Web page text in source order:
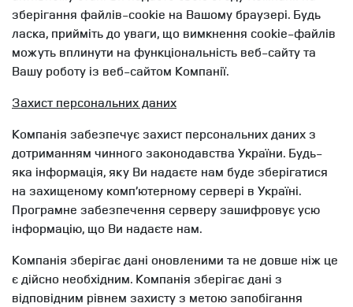
зберігання файлів-cookie на Вашому браузері. Будь
ласка, прийміть до уваги, що вимкнення cookie-файлів
можуть вплинути на функціональність веб-сайту та
Вашу роботу із веб-сайтом Компанії.
Захист персональних даних
Компанія забезпечує захист персональних даних з
дотриманням чинного законодавства України. Будь-
яка інформація, яку Ви надаєте нам буде зберігатися
на захищеному комп’ютерному сервері в Україні.
Програмне забезпечення серверу зашифровує усю
інформацію, що Ви надаєте нам.
Компанія зберігає дані оновленими та не довше ніж це
є дійсно необхідним. Компанія зберігає дані з
відповідним рівнем захисту з метою запобігання